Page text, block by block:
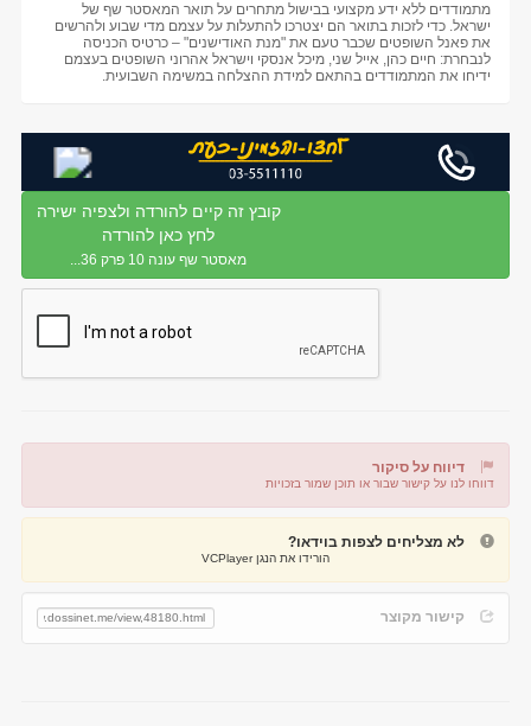
מתמודדים ללא ידע מקצועי בבישול מתחרים על תואר המאסטר שף של
ישראל. כדי לזכות בתואר הם יצטרכו להתעלות על עצמם מדי שבוע ולהרשים
את פאנל השופטים שכבר טעם את "מנת האודישנים" – כרטיס הכניסה
לנבחרת: חיים כהן, אייל שני, מיכל אנסקי וישראל אהרוני השופטים בעצמם
ידיחו את המתמודדים בהתאם למידת ההצלחה במשימה השבועית.
קובץ זה קיים להורדה ולצפיה ישירה
לחץ כאן להורדה
מאסטר שף עונה 10 פרק 36...
דיווח על סיקור
דווחו לנו על קישור שבור או תוכן שמור בזכויות
דיווח על קישור שבור
לא מצליחים לצפות בוידאו?
הורידו את הנגן VCPlayer
קישור מקוצר